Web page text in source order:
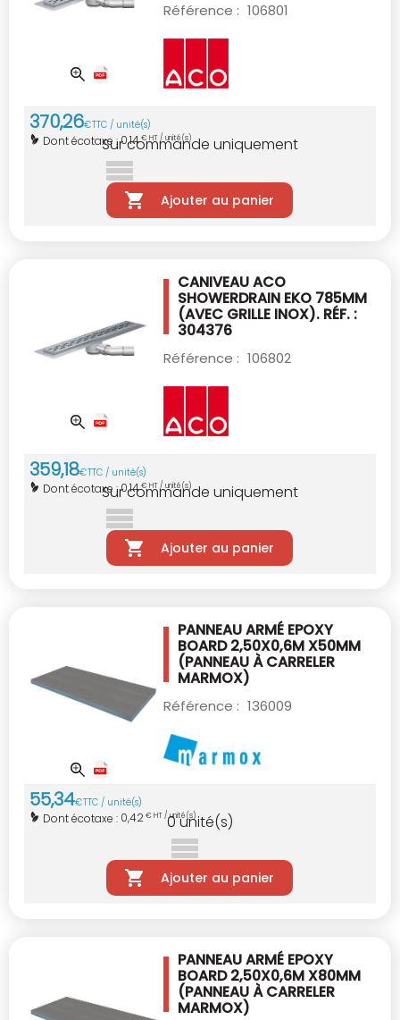
Référence : 106801
370,26€TTC / unité(s)
Dont écotaxe :0,14€ HT / unité(s)
Sur commande uniquement
Ajouter au panier
CANIVEAU ACO
SHOWERDRAIN EKO 785MM
(AVEC GRILLE INOX). RÉF. :
304376
Référence : 106802
359,18€TTC / unité(s)
Dont écotaxe :0,14€ HT / unité(s)
Sur commande uniquement
Ajouter au panier
PANNEAU ARMÉ EPOXY
BOARD 2,50X0,6M X50MM
(PANNEAU À CARRELER
MARMOX)
Référence : 136009
55,34€TTC / unité(s)
Dont écotaxe : 0,42€ HT / unité(s)
0 unité(s)
Ajouter au panier
PANNEAU ARMÉ EPOXY
BOARD 2,50X0,6M X80MM
(PANNEAU À CARRELER
MARMOX)